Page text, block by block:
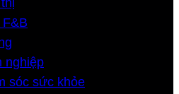
nghiệp
sóc sức khỏe